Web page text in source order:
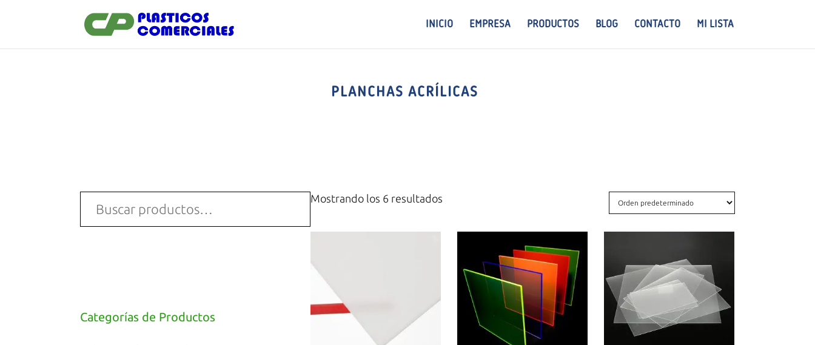
INICIO EMPRESA PRODUCTOS BLOG CONTACTO MI LISTA
PLANCHAS ACRÍLICAS
Buscar
por:
Categorías de Productos
Mostrando los 6 resultados